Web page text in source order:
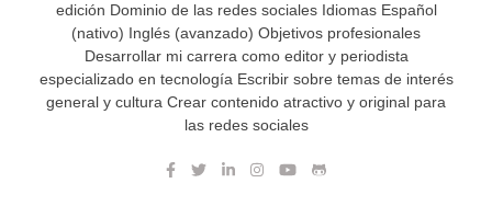
edición Dominio de las redes sociales Idiomas Español
(nativo) Inglés (avanzado) Objetivos profesionales
Desarrollar mi carrera como editor y periodista
especializado en tecnología Escribir sobre temas de interés
general y cultura Crear contenido atractivo y original para
las redes sociales